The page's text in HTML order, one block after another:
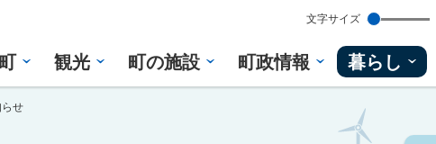
設
定
文字サイズ
観光 町の施設 町政情報 暮らし
せ